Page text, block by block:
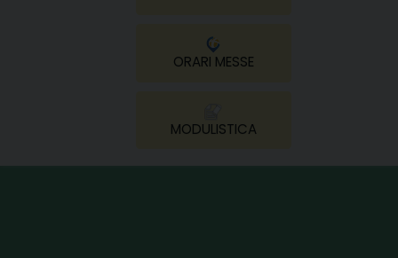
ORARI MESSE
MODULISTICA